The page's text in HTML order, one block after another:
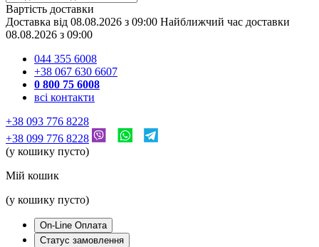
Вартість доставки
Доставка від 08.08.2026 з 09:00 Найближчий час доставки
08.08.2026 з 09:00
044 355 6008
+38 067 630 6607
0 800 75 6008
всі контакти
+38 093 776 8228
+38 099 776 8228
(у кошику пусто)
Мій кошик
(у кошику пусто)
On-Line Оплата
Статус замовлення